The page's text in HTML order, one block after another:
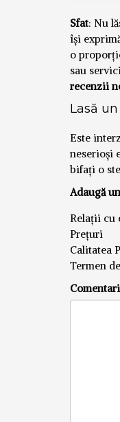
Sfat: Nu
își
o
sau
recenzii
Lasă
Este
neserioși
bifați o
Adaugă
Relații cu
Prețuri
Calitatea
Termen